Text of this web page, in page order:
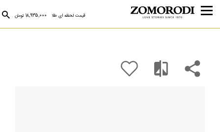
قیمت لحظه ای طلا 18,935,000 تومان